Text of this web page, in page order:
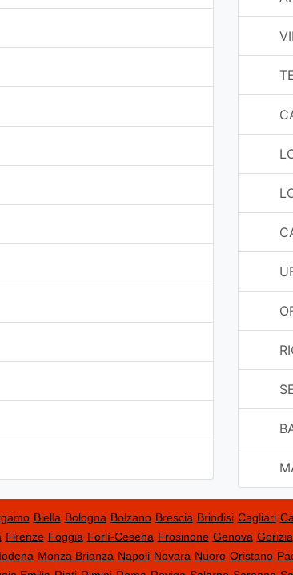
Biella Bologna Bolzano Brescia Brindisi Cagliari
Firenze Foggia Forlì-Cesena Frosinone Genova Gorizia
Monza Brianza Napoli Novara Nuoro Oristano